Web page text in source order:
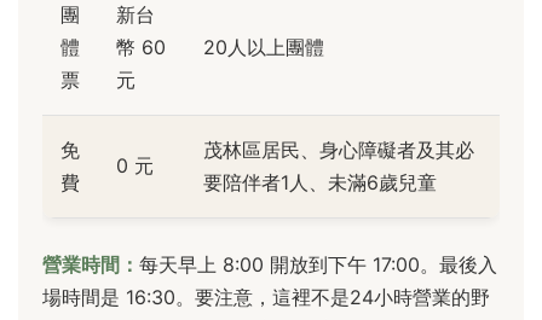
團
體
票
新台
幣 60
元
20人以上團體
免
費
0 元
茂林區居民、身心障礙者及其必
要陪伴者1人、未滿6歲兒童
營業時間： 每天早上 8:00 開放到下午 17:00。最後入
場時間是 16:30。要注意，這裡不是24小時營業的野